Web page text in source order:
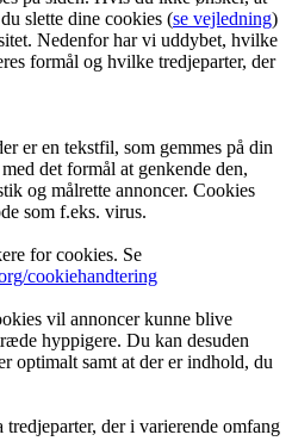
slette dine cookies (se vejledning)
Nedenfor har vi uddybet, hvilke
formål og hvilke tredjeparter, der
er en tekstfil, som gemmes på din
det formål at genkende den,
og målrette annoncer. Cookies
som f.eks. virus.
for cookies. Se
cookiehandtering
vil annoncer kunne blive
hyppigere. Du kan desuden
optimalt samt at der er indhold, du
der i varierende omfang